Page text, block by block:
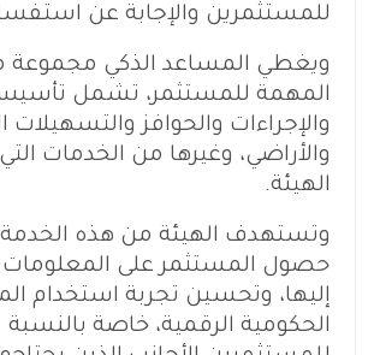
للمستثمرين والإجابة عن
ويغطي المساعد الذكي مجموعة
المهمة للمستثمر، تشمل
والإجراءات والحوافز والتسهيلات
والأراضي، وغيرها من الخدمات
الهيئة.
وتستهدف الهيئة من هذه
حصول المستثمر على المعلومات
إليها، وتحسين تجربة استخدام
الحكومية الرقمية، خاصة بالنسبة